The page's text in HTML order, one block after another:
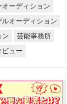
ーディション
オーディション
ン
芸能事務所
ビュー